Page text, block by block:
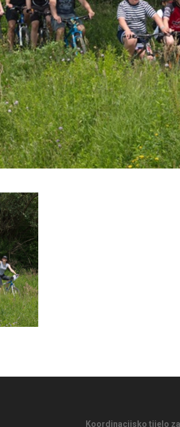
Koordinacijsko tijelo